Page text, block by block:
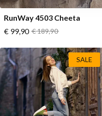
RunWay 4503 Cheeta
Vanaf
€ 99,90 Normale prijs
€ 189,90
SALE